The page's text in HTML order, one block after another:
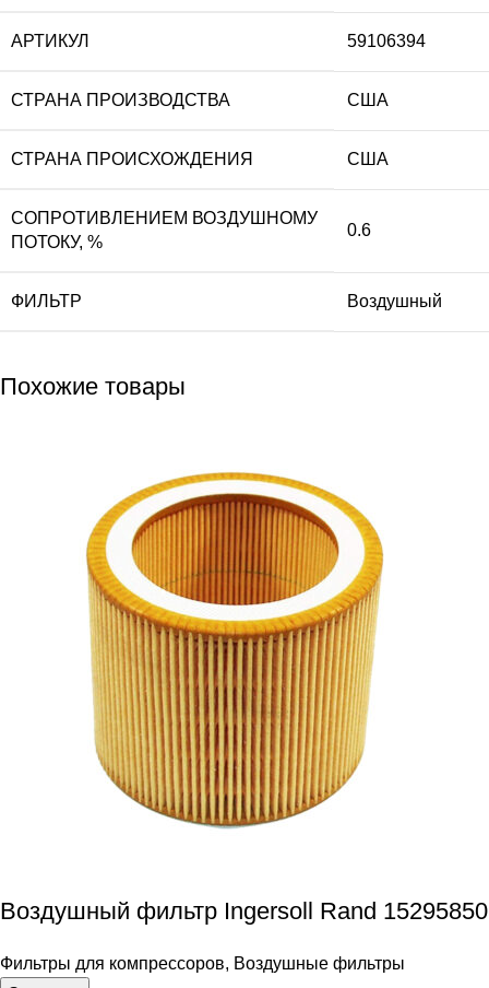
АРТИКУЛ 59106394
СТРАНА ПРОИЗВОДСТВА США
СТРАНА ПРОИСХОЖДЕНИЯ США
СОПРОТИВЛЕНИЕМ ВОЗДУШНОМУ
ПОТОКУ, %
0.6
ФИЛЬТР Воздушный
Похожие товары
Воздушный фильтр Ingersoll Rand 15295850
Фильтры для компрессоров, Воздушные фильтры